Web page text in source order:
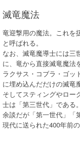
滅竜魔法
竜迎撃用の魔法。これを
と呼ばれる。
なお、滅竜魔導士には三
に、竜から直接滅竜魔法
ラクサス・コブラ・ゴッ
に埋め込んだだけの滅竜
そしてスティングやロー
士は「第三世代」である。
余談だが「第一世代」「
現代に送られた400年前の